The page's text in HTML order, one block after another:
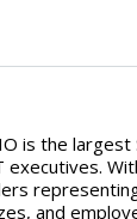
is the largest
executives.
and